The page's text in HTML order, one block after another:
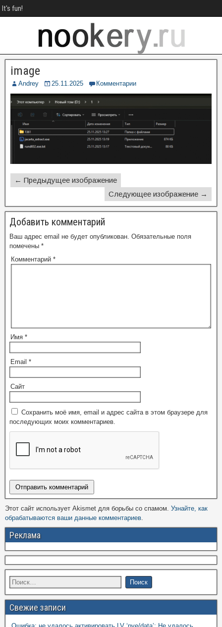
It's fun!
image
Andrey 25.11.2025 Комментарии
← Предыдущее изображение
Следующее изображение →
Добавить комментарий
Ваш адрес email не будет опубликован. Обязательные поля
помечены *
Комментарий *
Имя *
Email *
Сайт
Сохранить моё имя, email и адрес сайта в этом браузере для
последующих моих комментариев.
Этот сайт использует Akismet для борьбы со спамом. Узнайте, как
обрабатываются ваши данные комментариев.
Реклама
Свежие записи